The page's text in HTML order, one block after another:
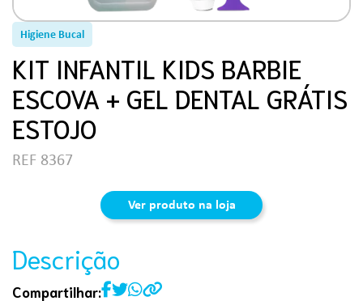
Higiene Bucal
KIT INFANTIL KIDS BARBIE
ESCOVA + GEL DENTAL GRÁTIS
ESTOJO
REF 8367
Ver produto na loja
Descrição
Compartilhar: